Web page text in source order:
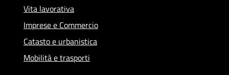
Vita lavorativa
Imprese e Commercio
Catasto e urbanistica
Mobilità e trasporti